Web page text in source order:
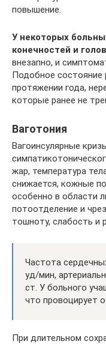
повышение.
У некоторых
конечностей и
внезапно, и
Подобное состояние
протяжении года,
которые ранее не
Ваготония
Вагоинсулярные
жар, температура
снижается, кожные
особенно в области
потоотделение и
тошноту, слабость и
Частота
уд/мин,
ст. У больного
что провоцирует
При длительном